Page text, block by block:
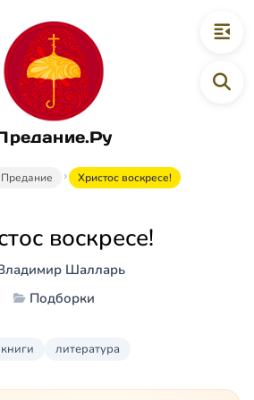
Христос воскресе!
воскресе!
Шалларь
Подборки
книги литература